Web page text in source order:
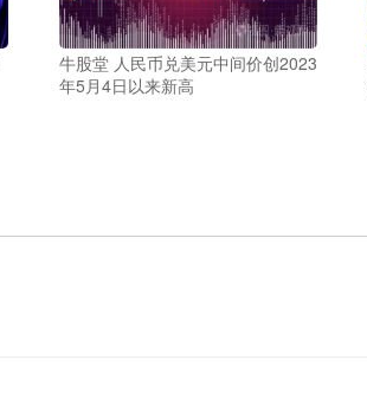
牛股堂 人民币兑美元中间价创2023
年5月4日以来新高